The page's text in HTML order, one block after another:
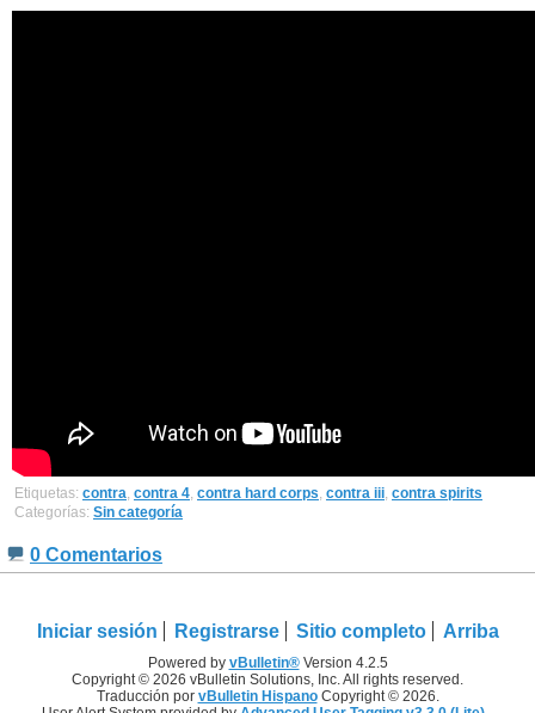
Etiquetas: contra, contra 4, contra hard corps, contra iii, contra spirits
Categorías: Sin categoría
0 Comentarios
Iniciar sesión Registrarse Sitio completo Arriba
Powered by vBulletin®Version 4.2.5
Copyright © 2026 vBulletin Solutions, Inc. All rights reserved.
Traducción por vBulletin HispanoCopyright © 2026.